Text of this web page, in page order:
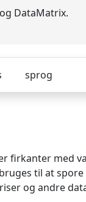
DataMatrix.
sprog
firkanter med
til at
og andre